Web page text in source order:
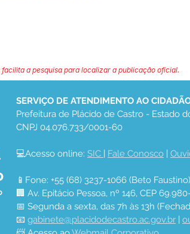
a pesquisa para localizar a publicação oficial.
SERVIÇO DE ATENDIMENTO AO
Prefeitura de Plácido de Castro - Estado
CNPJ 04.076.733/0001-60
💻Acesso online: SIC | Fale Conosco |
📱Fone: +55 (68) 3237-1066 (Beto Faustino)
🏢 Av. Epitácio Pessoa, nº 146, CEP
📅 Segunda a sexta, das 7h às 13h
📧 gabinete@placidodecastro.ac.gov.br |